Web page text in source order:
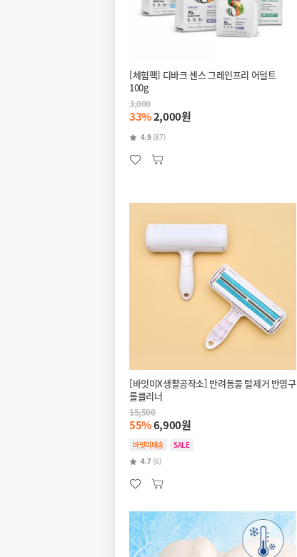
[체험팩] 디바크 센스 그레인프리 어덜트
100g
3,000
33%2,000원
4.9 (87)
[바잇미X생활공작소] 반려동물 털제거 반영구
롤클리너
15,500
55%6,900원
바잇미배송
SALE
4.7 (6)